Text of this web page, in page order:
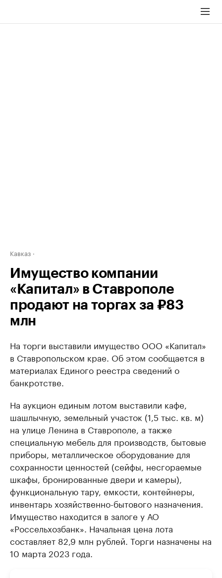
Кавказ
Имущество компании
«Капитал» в Ставрополе
продают на торгах за ₽83
млн
На торги выставили имущество ООО «Капитал»
в Ставропольском крае. Об этом сообщается в
материалах Единого реестра сведений о
банкротстве.
На аукцион единым лотом выставили кафе,
шашлычную, земельный участок (1,5 тыс. кв. м)
на улице Ленина в Ставрополе, а также
специальную мебель для производств, бытовые
приборы, металлическое оборудование для
сохранности ценностей (сейфы, несгораемые
шкафы, бронированные двери и камеры),
функциональную тару, емкости, контейнеры,
инвентарь хозяйственно-бытового назначения.
Имущество находится в залоге у АО
«Россельхозбанк». Начальная цена лота
составляет 82,9 млн рублей. Торги назначены на
10 марта 2023 года.